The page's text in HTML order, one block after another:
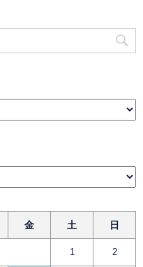
金 土 日
1 2